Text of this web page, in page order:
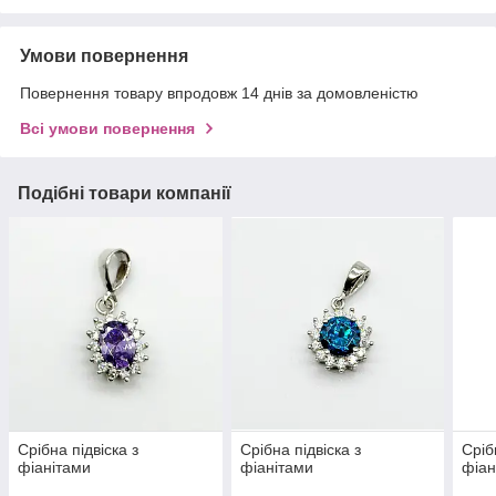
Умови повернення
Повернення товару впродовж 14 днів за домовленістю
Всі умови повернення
Подібні товари компанії
Срібна підвіска з
фіанітами
Срібна підвіска з
фіанітами